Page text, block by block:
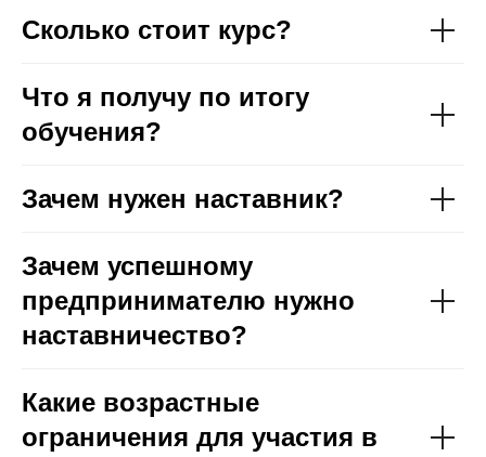
Сколько стоит курс?
Что я получу по итогу
обучения?
Зачем нужен наставник?
Зачем успешному
предпринимателю нужно
наставничество?
Какие возрастные
ограничения для участия в